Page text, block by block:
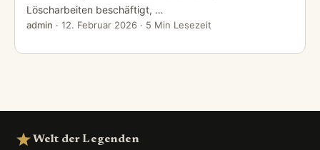
Löscharbeiten beschäftigt, …
admin · 12. Februar 2026 · 5 Min Lesezeit
Welt der Legenden